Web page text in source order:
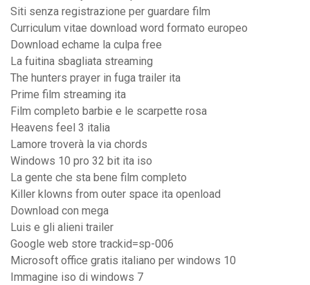
Siti senza registrazione per guardare film
Curriculum vitae download word formato europeo
Download echame la culpa free
La fuitina sbagliata streaming
The hunters prayer in fuga trailer ita
Prime film streaming ita
Film completo barbie e le scarpette rosa
Heavens feel 3 italia
Lamore troverà la via chords
Windows 10 pro 32 bit ita iso
La gente che sta bene film completo
Killer klowns from outer space ita openload
Download con mega
Luis e gli alieni trailer
Google web store trackid=sp-006
Microsoft office gratis italiano per windows 10
Immagine iso di windows 7